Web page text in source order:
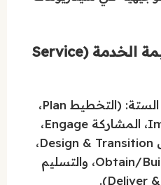
الوحدة 4: سلسلة قيمة الخدمة (Service
أنشطة السلسلة الستة: (التخطيط Plan،
التحسين Improve، المشاركة Engage،
التصميم والانتقال Design & Transition،
الحصول/البناء Obtain/Build، والتسليم